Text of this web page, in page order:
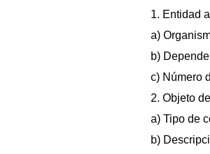
1. Entidad
a)
b)
c) Número
2. Objeto
a) Tipo de
b)